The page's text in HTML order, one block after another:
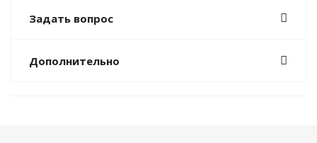
Задать вопрос
Дополнительно